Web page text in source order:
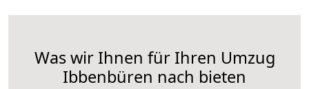
Was wir Ihnen für Ihren Umzug
Ibbenbüren nach bieten